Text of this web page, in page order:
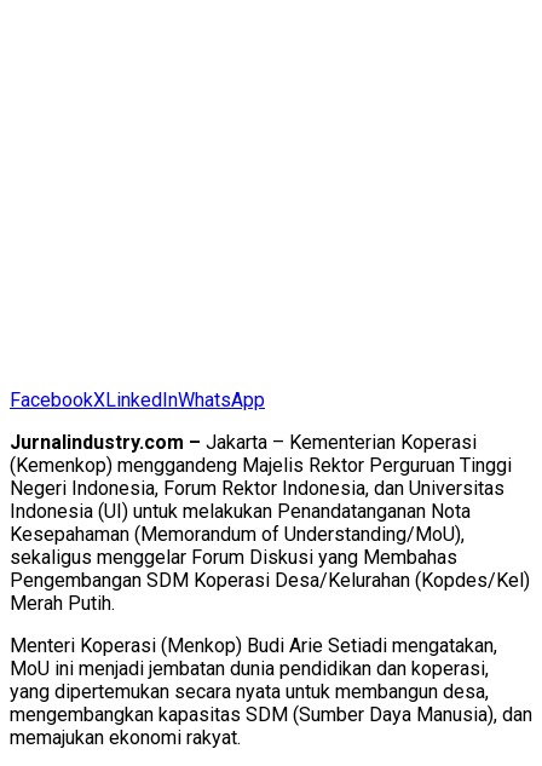
FacebookXLinkedInWhatsApp
Jurnalindustry.com – Jakarta – Kementerian Koperasi
(Kemenkop) menggandeng Majelis Rektor Perguruan Tinggi
Negeri Indonesia, Forum Rektor Indonesia, dan Universitas
Indonesia (UI) untuk melakukan Penandatanganan Nota
Kesepahaman (Memorandum of Understanding/MoU),
sekaligus menggelar Forum Diskusi yang Membahas
Pengembangan SDM Koperasi Desa/Kelurahan (Kopdes/Kel)
Merah Putih.
Menteri Koperasi (Menkop) Budi Arie Setiadi mengatakan,
MoU ini menjadi jembatan dunia pendidikan dan koperasi,
yang dipertemukan secara nyata untuk membangun desa,
mengembangkan kapasitas SDM (Sumber Daya Manusia), dan
memajukan ekonomi rakyat.